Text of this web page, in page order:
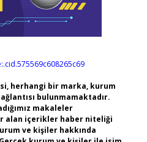
herhangi bir marka, kurum
bulunmamaktadır.
makaleler
alan içerikler haber niteliği
ve kişiler hakkında